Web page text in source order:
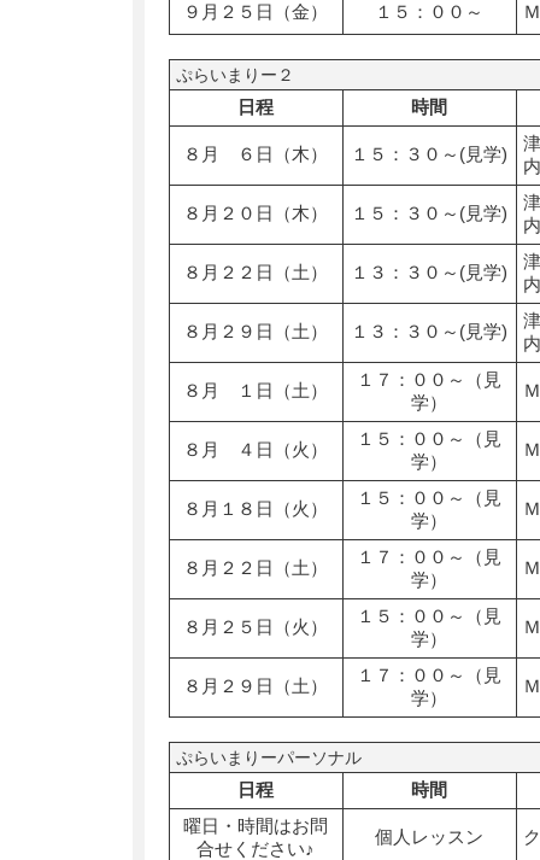
９月２５日（金）
１５：００～
ぷらいまりー２
日程 時間
８月 ６日（木） １５：３０～(見学)
８月２０日（木） １５：３０～(見学)
８月２２日（土） １３：３０～(見学)
８月２９日（土） １３：３０～(見学)
８月 １日（土）
１７：００～（見
学）
８月 ４日（火）
１５：００～（見
学）
８月１８日（火）
１５：００～（見
学）
８月２２日（土）
１７：００～（見
学）
８月２５日（火）
１５：００～（見
学）
８月２９日（土）
１７：００～（見
学）
ぷらいまりーパーソナル
日程
時間
曜日・時間はお問
合せください♪
個人レッスン